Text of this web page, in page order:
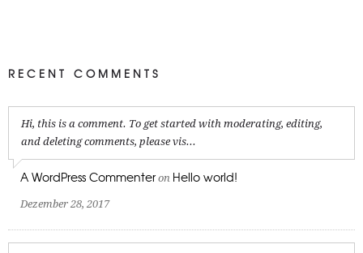
RECENT COMMENTS
Hi, this is a comment. To get started with moderating, editing,
and deleting comments, please vis...
A WordPress Commenter on Hello world!
Dezember 28, 2017